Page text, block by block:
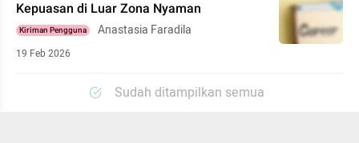
Kepuasan di Luar Zona Nyaman
Kiriman Pengguna Anastasia Faradila
19 Feb 2026
Sudah ditampilkan semua